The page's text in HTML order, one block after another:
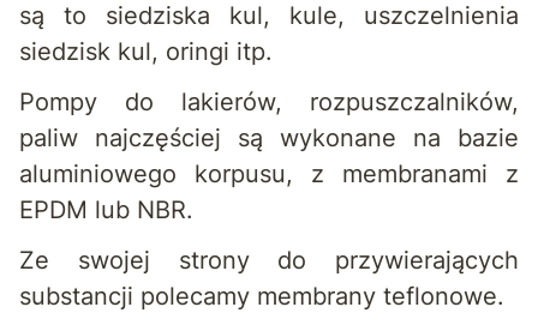
są to siedziska kul, kule, uszczelnienia
siedzisk kul, oringi itp.
Pompy do lakierów, rozpuszczalników,
paliw najczęściej są wykonane na bazie
aluminiowego korpusu, z membranami z
EPDM lub NBR.
Ze swojej strony do przywierających
substancji polecamy membrany teflonowe.